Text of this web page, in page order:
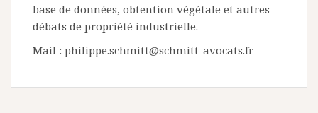
base de données, obtention végétale et autres
débats de propriété industrielle.
Mail : philippe.schmitt@schmitt-avocats.fr